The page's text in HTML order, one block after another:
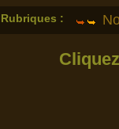
Rubriques :